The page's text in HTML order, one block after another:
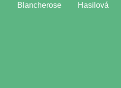
Blancherose
Hasilová